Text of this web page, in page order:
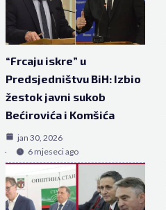
“Frcaju iskre” u
Predsjedništvu BiH: Izbio
žestok javni sukob
Bećirovića i Komšića
jan 30, 2026
6 mjeseci ago